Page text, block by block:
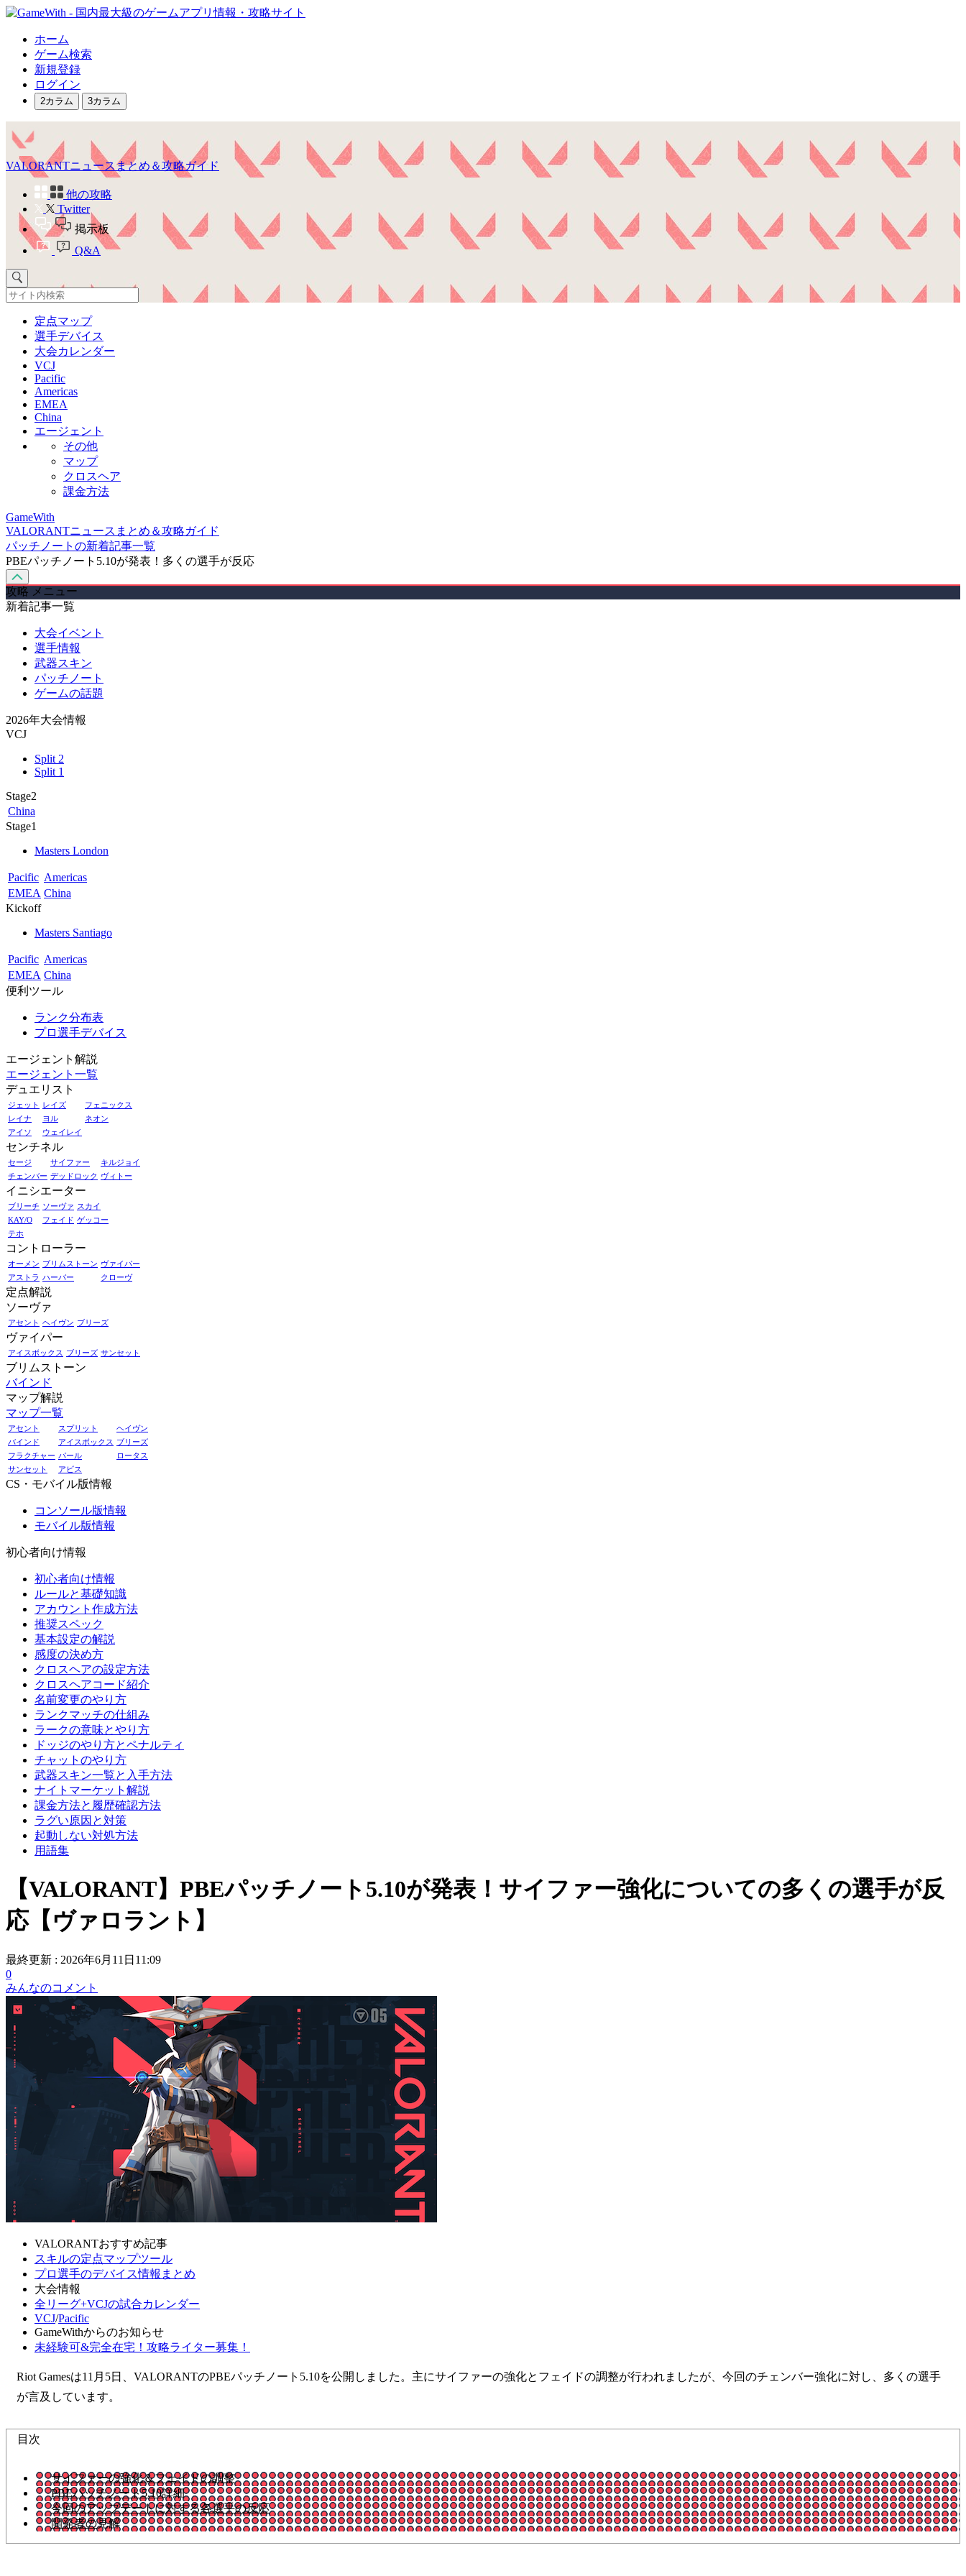
ホーム
ゲーム検索
新規登録
ログイン
2カラム 3カラム
VALORANTニュースまとめ＆攻略ガイド
他の攻略
Twitter
掲示板
Q&A
定点マップ
選手デバイス
大会カレンダー
VCJ
Pacific
Americas
EMEA
China
エージェント
その他
マップ
クロスヘア
課金方法
GameWith
VALORANTニュースまとめ＆攻略ガイド
パッチノートの新着記事一覧
PBEパッチノート5.10が発表！多くの選手が反応
攻略 メニュー
新着記事一覧
大会イベント
選手情報
武器スキン
パッチノート
ゲームの話題
2026年大会情報
VCJ
Split 2
Split 1
Stage2
China
Stage1
Masters London
Pacific Americas
EMEA China
Kickoff
Masters Santiago
Pacific Americas
EMEA China
便利ツール
ランク分布表
プロ選手デバイス
エージェント解説
エージェント一覧
デュエリスト
ジェット レイズ
フェニックス
レイナ
ヨル
ネオン
アイソ
ウェイレイ
センチネル
セージ サイファー
キルジョイ
チェンバー デッドロック ヴィトー
イニシエーター
ブリーチ ソーヴァ スカイ
KAY/O
フェイド ゲッコー
テホ
コントローラー
オーメン ブリムストーン ヴァイパー
アストラ ハーバー クローヴ
定点解説
ソーヴァ
アセント ヘイヴン ブリーズ
ヴァイパー
アイスボックス ブリーズ サンセット
ブリムストーン
バインド
マップ解説
マップ一覧
アセント スプリット
ヘイヴン
バインド
アイスボックス ブリーズ
フラクチャー パール
ロータス
サンセット
アビス
CS・モバイル版情報
コンソール版情報
モバイル版情報
初心者向け情報
初心者向け情報
ルールと基礎知識
アカウント作成方法
推奨スペック
基本設定の解説
感度の決め方
クロスヘアの設定方法
クロスヘアコード紹介
名前変更のやり方
ランクマッチの仕組み
ラークの意味とやり方
ドッジのやり方とペナルティ
チャットのやり方
武器スキン一覧と入手方法
ナイトマーケット解説
課金方法と履歴確認方法
ラグい原因と対策
起動しない対処方法
用語集
【VALORANT】PBEパッチノート5.10が発表！サイファー強化についての多くの選手が反
応【ヴァロラント】
最終更新 : 2026年6月11日11:09
0
みんなのコメント
VALORANTおすすめ記事
スキルの定点マップツール
プロ選手のデバイス情報まとめ
大会情報
全リーグ+VCJの試合カレンダー
VCJ/Pacific
GameWithからのお知らせ
未経験可&完全在宅！攻略ライター募集！
Riot Gamesは11月5日、VALORANTのPBEパッチノート5.10を公開しました。主にサイファーの強化とフェイドの調整が行われましたが、今回のチェンバー強化に対し、多くの選手
が言及しています。
目次
サイファーの強化＆フェイドの調整
PBEパッチノート5.10詳細
今回のアップデートに対する各選手の反応
開発者の見解